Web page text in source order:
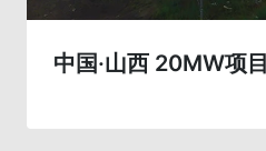
中国·山西 20MW项目